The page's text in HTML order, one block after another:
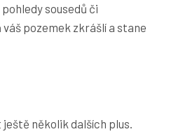
sousedů či
pozemek zkrášlí a stane
několik dalších plus.